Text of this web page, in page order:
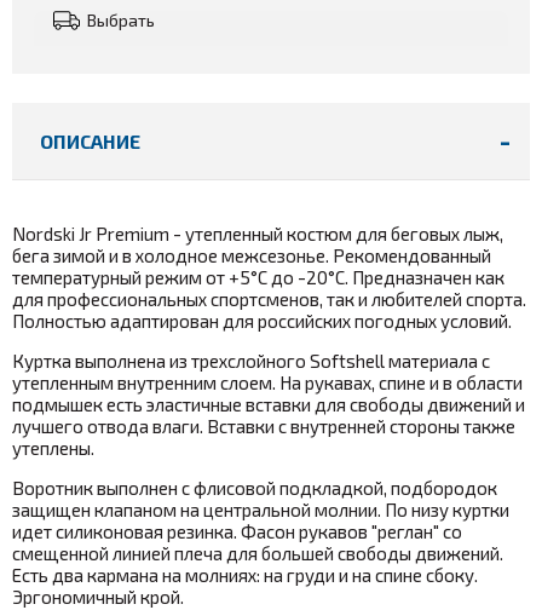
Выбрать
ОПИСАНИЕ
Nordski Jr Premium - утепленный костюм для беговых лыж,
бега зимой и в холодное межсезонье. Рекомендованный
температурный режим от +5°С до -20°С. Предназначен как
для профессиональных спортсменов, так и любителей спорта.
Полностью адаптирован для российских погодных условий.
Куртка выполнена из трехслойного Softshell материала с
утепленным внутренним слоем. На рукавах, спине и в области
подмышек есть эластичные вставки для свободы движений и
лучшего отвода влаги. Вставки с внутренней стороны также
утеплены.
Воротник выполнен с флисовой подкладкой, подбородок
защищен клапаном на центральной молнии. По низу куртки
идет силиконовая резинка. Фасон рукавов "реглан" со
смещенной линией плеча для большей свободы движений.
Есть два кармана на молниях: на груди и на спине сбоку.
Эргономичный крой.